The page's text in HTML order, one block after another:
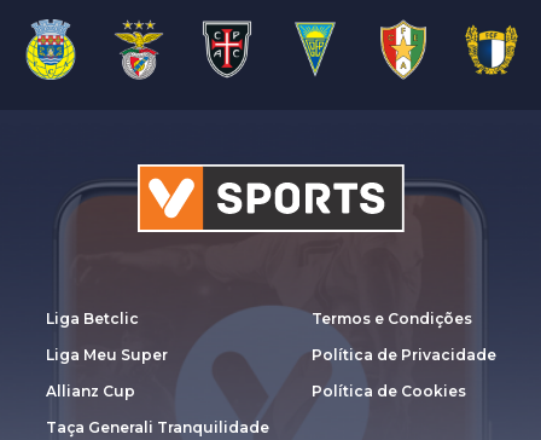
Liga Betclic
Liga Meu Super
Allianz Cup
Taça Generali Tranquilidade
Termos e Condições
Política de Privacidade
Política de Cookies